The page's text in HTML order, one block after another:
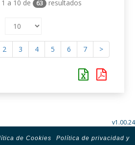
a 10 de 63 resultados
2 3 4 5 6 7 >
v1.00.24
de Cookies
Política de privacidad y